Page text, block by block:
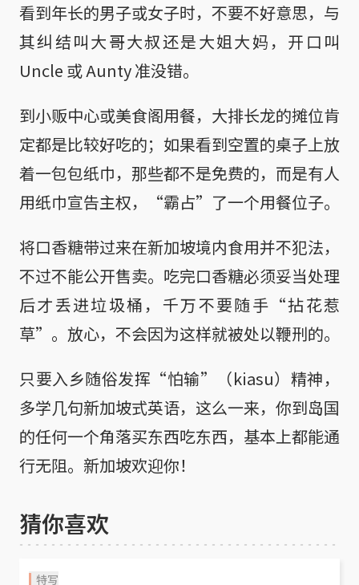
看到年长的男子或女子时，不要不好意思，与
其纠结叫大哥大叔还是大姐大妈，开口叫
Uncle 或 Aunty 准没错。
到小贩中心或美食阁用餐，大排长龙的摊位肯
定都是比较好吃的；如果看到空置的桌子上放
着一包包纸巾，那些都不是免费的，而是有人
用纸巾宣告主权，“霸占”了一个用餐位子。
将口香糖带过来在新加坡境内食用并不犯法，
不过不能公开售卖。吃完口香糖必须妥当处理
后才丢进垃圾桶，千万不要随手“拈花惹
草”。放心，不会因为这样就被处以鞭刑的。
只要入乡随俗发挥“怕输”（kiasu）精神，
多学几句新加坡式英语，这么一来，你到岛国
的任何一个角落买东西吃东西，基本上都能通
行无阻。新加坡欢迎你！
猜你喜欢
特写